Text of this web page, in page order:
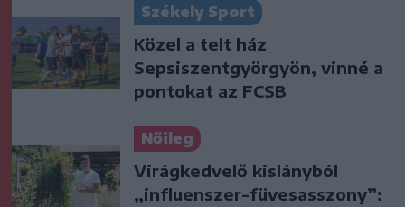
Székely Sport
Közel a telt ház
Sepsiszentgyörgyön, vinné a
pontokat az FCSB
Nőileg
Virágkedvelő kislányból
„influenszer-füvesasszony”: